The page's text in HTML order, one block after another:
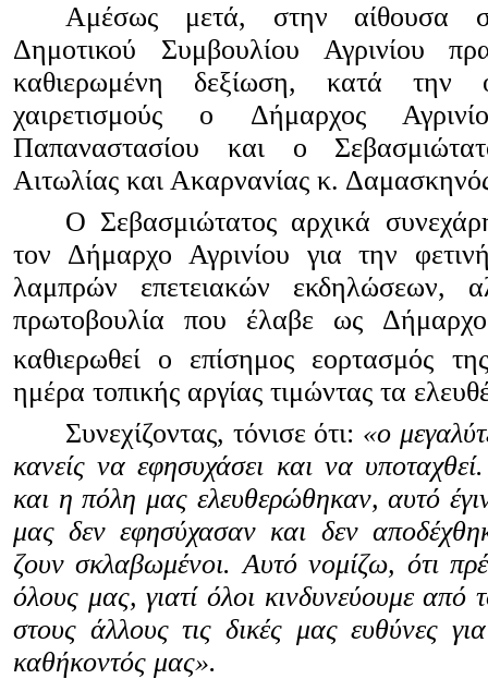
Αμέσως μετά, στην αίθουσα
Δημοτικού Συμβουλίου Αγρινίου
καθιερωμένη δεξίωση, κατά την
χαιρετισμούς ο Δήμαρχος
Παπαναστασίου και ο
Αιτωλίας και Ακαρνανίας κ.
Ο Σεβασμιώτατος αρχικά
τον Δήμαρχο Αγρινίου για την
λαμπρών επετειακών εκδηλώσεων,
πρωτοβουλία που έλαβε ως
καθιερωθεί ο επίσημος εορτασμός
ημέρα τοπικής αργίας τιμώντας τα
Συνεχίζοντας, τόνισε ότι: «ο
κανείς να εφησυχάσει και να
και η πόλη μας ελευθερώθηκαν, αυτό
μας δεν εφησύχασαν και δεν
ζουν σκλαβωμένοι. Αυτό νομίζω, ότι
όλους μας, γιατί όλοι κινδυνεύουμε από
στους άλλους τις δικές μας ευθύνες
καθήκοντός μας».